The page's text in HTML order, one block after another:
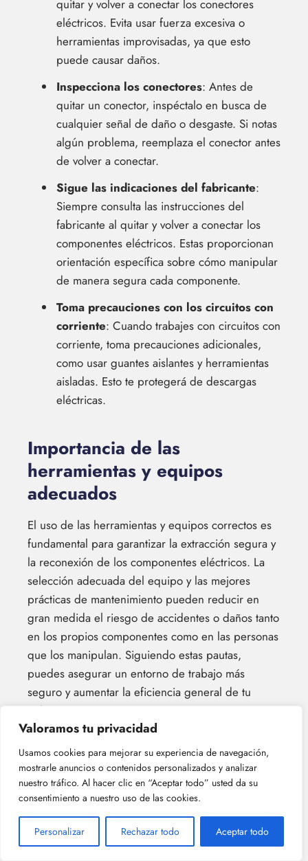
Valoramos tu privacidad
Usamos cookies para mejorar su experiencia de navegación,
mostrarle anuncios o contenidos personalizados y analizar
nuestro tráfico. Al hacer clic en “Aceptar todo” usted da su
consentimiento a nuestro uso de las cookies.
Personalizar Rechazar todo Aceptar todo
quitar y volver a conectar los conectores
eléctricos. Evita usar fuerza excesiva o
herramientas improvisadas, ya que esto
puede causar daños.
Inspecciona los conectores: Antes de
quitar un conector, inspéctalo en busca de
cualquier señal de daño o desgaste. Si notas
algún problema, reemplaza el conector antes
de volver a conectar.
Sigue las indicaciones del fabricante:
Siempre consulta las instrucciones del
fabricante al quitar y volver a conectar los
componentes eléctricos. Estas proporcionan
orientación específica sobre cómo manipular
de manera segura cada componente.
Toma precauciones con los circuitos con
corriente: Cuando trabajes con circuitos con
corriente, toma precauciones adicionales,
como usar guantes aislantes y herramientas
aisladas. Esto te protegerá de descargas
eléctricas.
Importancia de las
herramientas y equipos
adecuados
El uso de las herramientas y equipos correctos es
fundamental para garantizar la extracción segura y
la reconexión de los componentes eléctricos. La
selección adecuada del equipo y las mejores
prácticas de mantenimiento pueden reducir en
gran medida el riesgo de accidentes o daños tanto
en los propios componentes como en las personas
que los manipulan. Siguiendo estas pautas,
puedes asegurar un entorno de trabajo más
seguro y aumentar la eficiencia general de tu
trabajo.
del equipo es elegir herramientas especialmente
diseñadas para trabajos eléctricos. El uso de
herramientas no aisladas o aquellas que no están
clasificadas para uso eléctrico puede provocar
descargas eléctricas o cortocircuitos. Es crucial